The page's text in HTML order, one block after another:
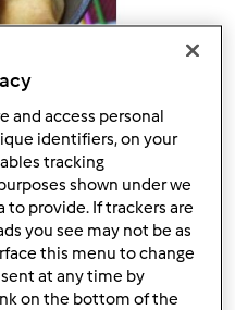
madre
1h 10min
and access personal
identifiers, on your
tracking
shown under we
to provide. If trackers are
you see may not be as
this menu to change
at any time by
on the bottom of the